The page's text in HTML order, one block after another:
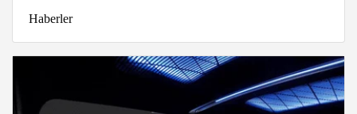
Haberler